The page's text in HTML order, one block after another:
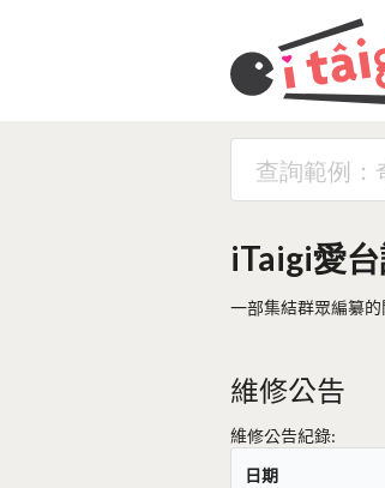
iTaigi愛
一部集結群眾編纂
維修公告
維修公告紀錄:
日期